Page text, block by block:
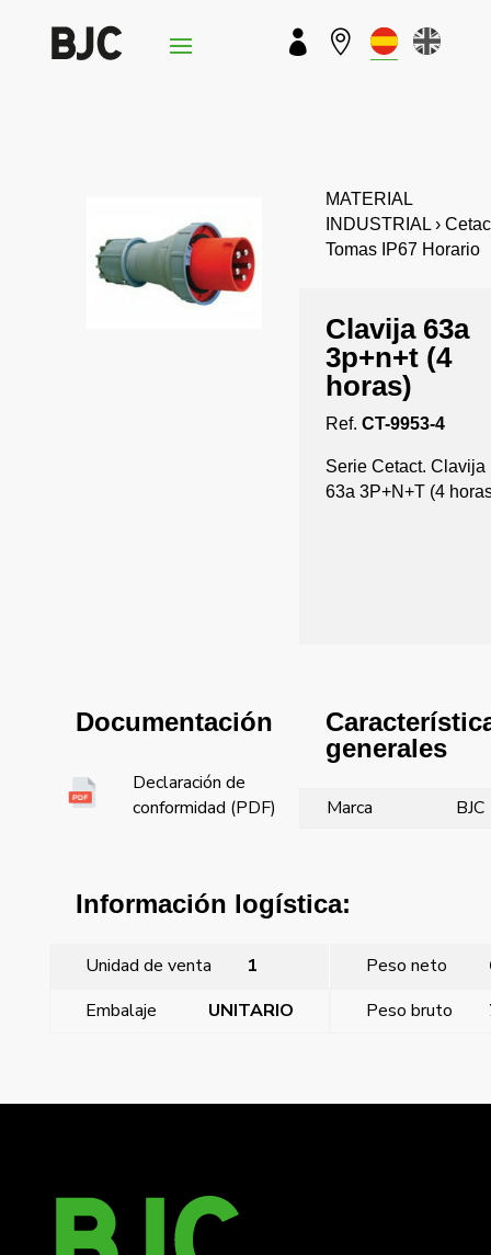
 
MATERIAL
INDUSTRIAL ›
Tomas IP67 Horario
Clavija 63a
3p+n+t (4
horas)
Ref. CT-9953-4
Serie Cetact. Clavija
63a 3P+N+T (4
Documentación
Declaración de
conformidad (PDF)
generales
Marca BJC
Información logística:
Unidad de venta 1 Peso neto
Embalaje
UNITARIO Peso bruto